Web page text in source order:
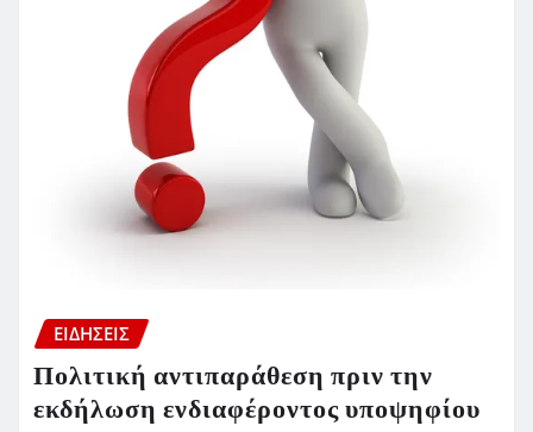
ΕΙΔΗΣΕΙΣ
Πολιτική αντιπαράθεση πριν την
εκδήλωση ενδιαφέροντος υποψηφίου